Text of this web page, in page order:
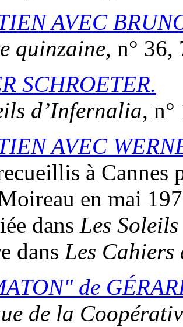
AVEC
quinzaine, n° 36,
SCHROETER.
d’Infernalia, n°
AVEC
à Cannes
en mai
dans Les
dans Les Cahiers
de
de la